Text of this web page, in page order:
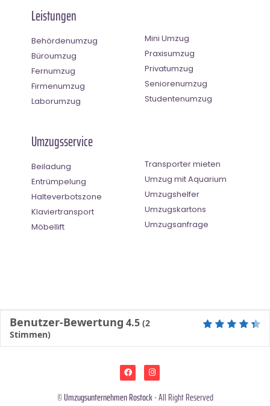
Leistungen
Behördenumzug
Büroumzug
Fernumzug
Firmenumzug
Laborumzug
Mini Umzug
Praxisumzug
Privatumzug
Seniorenumzug
Studentenumzug
Umzugsservice
Beiladung
Entrümpelung
Halteverbotszone
Klaviertransport
Möbellift
Transporter mieten
Umzug mit Aquarium
Umzugshelfer
Umzugskartons
Umzugsanfrage
Benutzer-Bewertung 4.5 (2
Stimmen)
©Umzugsunternehmen Rostock- All Right Reserved